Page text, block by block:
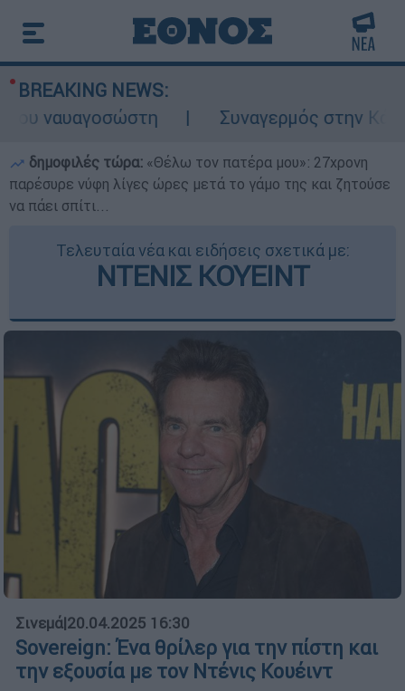
BREAKING NEWS:
Συναγερμός στην
δημοφιλές τώρα: «Θέλω τον πατέρα μου»: 27χρονη
παρέσυρε νύφη λίγες ώρες μετά το γάμο της και ζητούσε
να πάει σπίτι...
Τελευταία νέα και ειδήσεις σχετικά με:
ΝΤΕΝΙΣ ΚΟΥΕΙΝΤ
Σινεμά|20.04.2025 16:30
Sovereign: Ένα θρίλερ για την πίστη και
την εξουσία με τον Ντένις Κουέιντ